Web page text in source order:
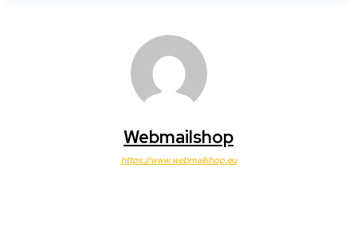
Webmailshop
https://www.webmailshop.eu